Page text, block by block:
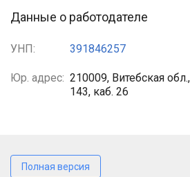
Данные о работодателе
УНП: 391846257
Юр. адрес: 210009, Витебская
143, каб. 26
Полная версия